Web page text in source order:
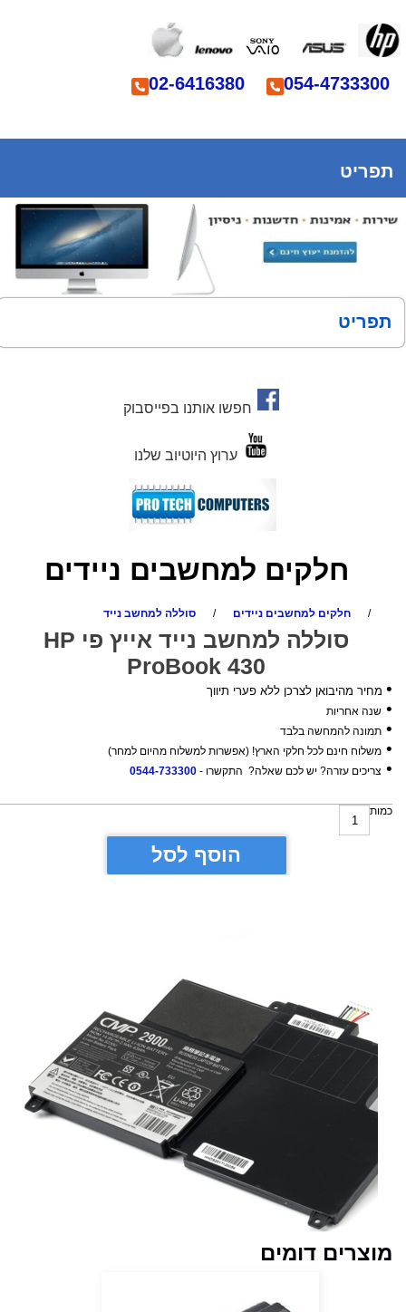
054-4733300
02-6416380
תפריט
תפריט
חפשו אותנו בפייסבוק
ערוץ היוטיוב שלנו
חלקים למחשבים ניידים
חלקים למחשבים ניידים סוללה למחשב נייד
סוללה למחשב נייד אייץ פי HP
ProBook 430
מחיר מהיבואן לצרכן ללא פערי תיווך•
• שנה אחריות
• תמונה להמחשה בלבד
• משלוח חינם לכל חלקי הארץ! (אפשרות למשלוח מהיום למחר)
• צריכים עזרה? יש לכם שאלה? התקשרו -0544-733300
כמות
הוסף לסל
מוצרים דומים